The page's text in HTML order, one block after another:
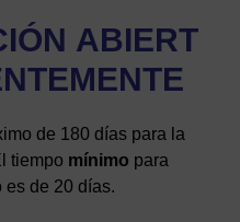
ABIERT
de 180 días para la
tiempo mínimo para
es de 20 días.